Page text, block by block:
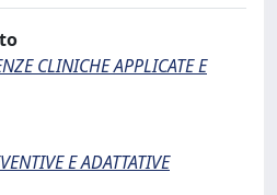
CLINICHE APPLICATE E
E ADATTATIVE